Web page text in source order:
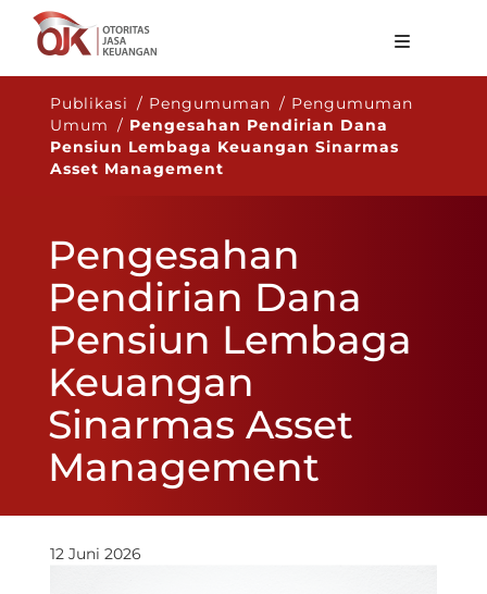
Tentang OJK
Fungsi Utama
Publikasi
Statistik
Layanan
Karir
Publikasi / Pengumuman / Pengumuman
Umum / Pengesahan Pendirian Dana
Pensiun Lembaga Keuangan Sinarmas
Asset Management
Pengesahan
Pendirian Dana
Pensiun Lembaga
Keuangan
Sinarmas Asset
Management
12 Juni 2026